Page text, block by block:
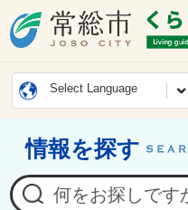
Select Language
情報を探す